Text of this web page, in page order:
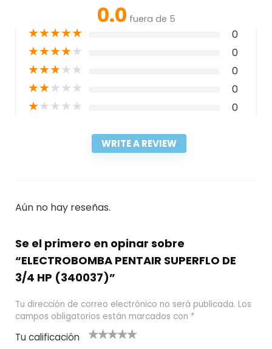
0.0 fuera de 5
★★★★★ 0
★★★★★ 0
★★★★★ 0
★★★★★ 0
★★★★★ 0
WRITE A REVIEW
Aún no hay reseñas.
Se el primero en opinar sobre
“ELECTROBOMBA PENTAIR SUPERFLO DE
3/4 HP (340037)”
Tu dirección de correo electrónico no será publicada. Los
campos obligatorios están marcados con *
Tu calificación